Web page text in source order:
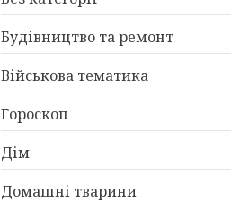
Будівництво та ремонт
Військова тематика
Гороскоп
Дім
Домашні тварини